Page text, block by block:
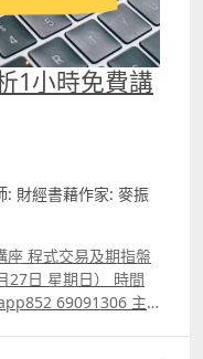
1小時免費講
財經書藉作家: 麥振
座 程式交易及期指盤
27日 星期日） 時間